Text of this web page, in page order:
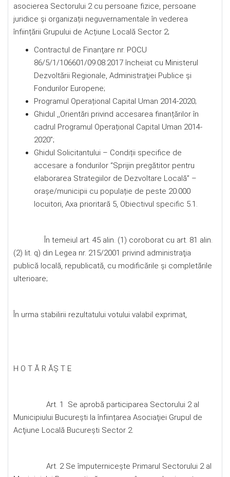
asocierea Sectorului 2 cu persoane fizice, persoane
juridice și organizații neguvernamentale în vederea
înființării Grupului de Acțiune Locală Sector 2;
Contractul de Finanţare nr. POCU
86/5/1/106601/09.08.2017 încheiat cu Ministerul
Dezvoltării Regionale, Administraţiei Publice și
Fondurilor Europene;
Programul Operațional Capital Uman 2014-2020;
Ghidul ,,Orientări privind accesarea finanțărilor în
cadrul Programul Operațional Capital Uman 2014-
2020”;
Ghidul Solicitantului – Condiții specifice de
accesare a fondurilor “Sprijin pregătitor pentru
elaborarea Strategiilor de Dezvoltare Locală” –
orașe/municipii cu populație de peste 20.000
locuitori, Axa prioritară 5, Obiectivul specific 5.1.
În temeiul art. 45 alin. (1) coroborat cu art. 81 alin.
(2) lit. q) din Legea nr. 215/2001 privind administraţia
publică locală, republicată, cu modificările şi completările
ulterioare;
În urma stabilirii rezultatului votului valabil exprimat,
H O T Ă R ĂŞ T E
Art. 1 Se aprobă participarea Sectorului 2 al
Municipiului București la înființarea Asociaţiei Grupul de
Acţiune Locală București Sector 2.
Art. 2 Se împuternicește Primarul Sectorului 2 al